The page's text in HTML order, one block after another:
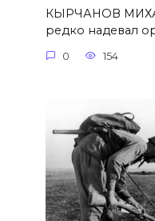
КЫРЧАНОВ
редко надевал
0 154